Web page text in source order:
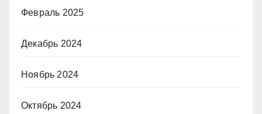
Февраль 2025
Декабрь 2024
Ноябрь 2024
Октябрь 2024